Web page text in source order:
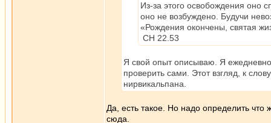
Из-за этого освобождения оно
оно не возбуждено. Будучи
«Рождения окончены, святая
СН 22.53
Я свой опыт описываю. Я
проверить сами. Этот взгляд, к
нирвикальпана.
Да, есть такое. Но надо определить
сюда.